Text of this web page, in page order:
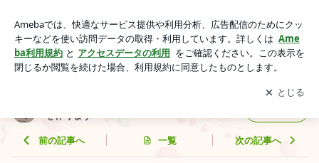
情たっぷりなジュエリーを作ります
アプリをダウンロードして ブログの更新通知
を受け取りまし
ょう。
開く
を作ります
前の記事へ 一覧 次の記事へ